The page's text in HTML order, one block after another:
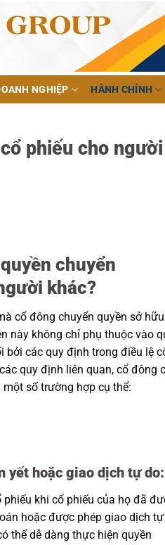
NGHIỆP HÀNH CHÍNH
phiếu cho người
chuyển
khác?
cổ đông chuyển quyền sở
này không chỉ phụ thuộc vào
bởi các quy định trong điều lệ
quy định liên quan, cổ đông
số trường hợp cụ thể:
yết hoặc giao dịch tự do:
khi cổ phiếu của họ đã
hoặc được phép giao dịch tự
thể dễ dàng thực hiện quyền